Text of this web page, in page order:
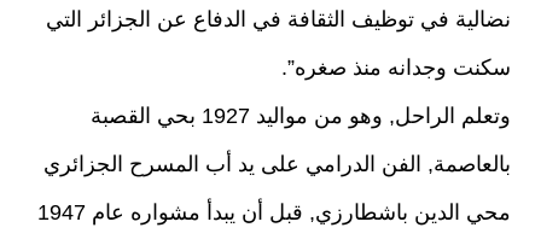
نضالية في توظيف الثقافة في الدفاع عن الجزائر التي
سكنت وجدانه منذ صغره”.
وتعلم الراحل, وهو من مواليد 1927 بحي القصبة
بالعاصمة, الفن الدرامي على يد أب المسرح الجزائري
محي الدين باشطارزي, قبل أن يبدأ مشواره عام 1947